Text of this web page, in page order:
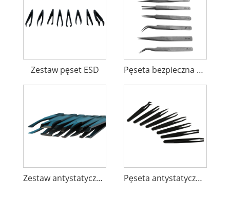
Zestaw pęset ESD Pęseta bezpieczna ESD
Zestaw antystatycznych pęset ze stali nierdzewnej Pęseta antystatyczna ESD ze stali nierdzewnej